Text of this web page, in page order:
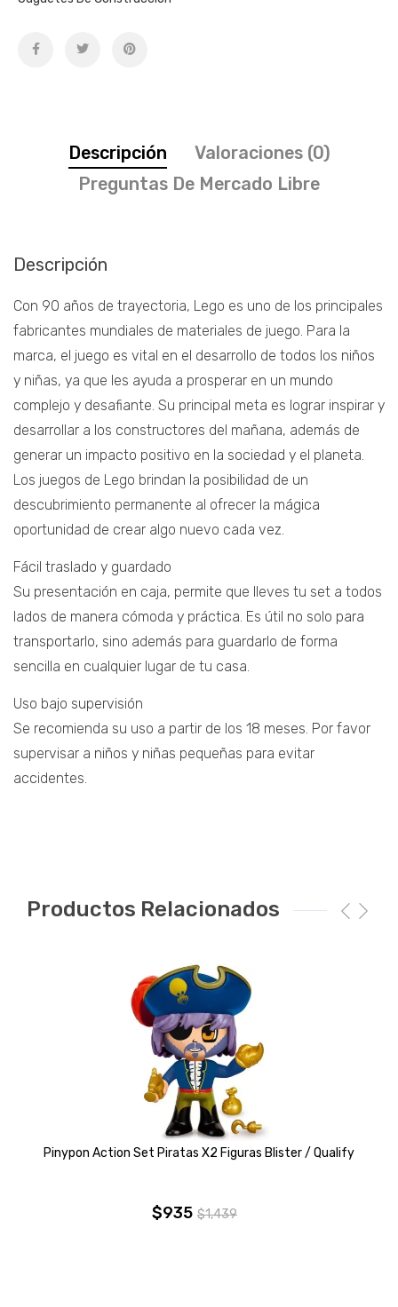
Descripción
Valoraciones (0)
Preguntas De Mercado Libre
Descripción
Con 90 años de trayectoria, Lego es uno de los principales
fabricantes mundiales de materiales de juego. Para la
marca, el juego es vital en el desarrollo de todos los niños
y niñas, ya que les ayuda a prosperar en un mundo
complejo y desafiante. Su principal meta es lograr inspirar y
desarrollar a los constructores del mañana, además de
generar un impacto positivo en la sociedad y el planeta.
Los juegos de Lego brindan la posibilidad de un
descubrimiento permanente al ofrecer la mágica
oportunidad de crear algo nuevo cada vez.
Fácil traslado y guardado
Su presentación en caja, permite que lleves tu set a todos
lados de manera cómoda y práctica. Es útil no solo para
transportarlo, sino además para guardarlo de forma
sencilla en cualquier lugar de tu casa.
Uso bajo supervisión
Se recomienda su uso a partir de los 18 meses. Por favor
supervisar a niños y niñas pequeñas para evitar
accidentes.
Productos Relacionados
Pinypon Action Set Piratas X2 Figuras Blister / Qualify
$1,439
El
$935
El